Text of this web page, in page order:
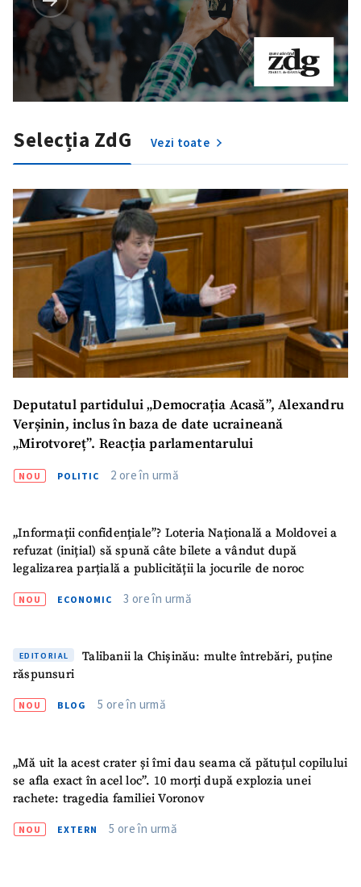
SUSȚINE
Selecția ZdG Vezi toate
Deputatul partidului „Democrația Acasă”, Alexandru
Verșinin, inclus în baza de date ucraineană
„Mirotvoreț”. Reacția parlamentarului
NOU POLITIC 2 ore în urmă
„Informații confidențiale”? Loteria Națională a Moldovei a
refuzat (inițial) să spună câte bilete a vândut după
legalizarea parțială a publicității la jocurile de noroc
NOU ECONOMIC 3 ore în urmă
EDITORIAL
Talibanii la Chișinău: multe întrebări, puține
răspunsuri
NOU BLOG 5 ore în urmă
„Mă uit la acest crater și îmi dau seama că pătuțul copilului
se afla exact în acel loc”. 10 morți după explozia unei
rachete: tragedia familiei Voronov
NOU EXTERN 5 ore în urmă